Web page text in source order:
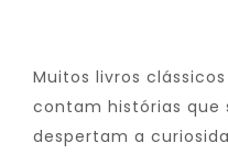
Muitos livros
contam histórias que
despertam a